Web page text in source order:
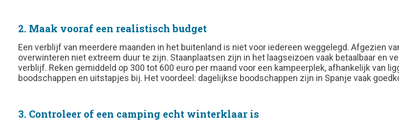
2. Maak vooraf een realistisch budget
Een verblijf van meerdere maanden in het buitenland is niet voor iedereen weggelegd. Afgezien
overwinteren niet extreem duur te zijn. Staanplaatsen zijn in het laagseizoen vaak betaalbaar en
verblijf. Reken gemiddeld op 300 tot 600 euro per maand voor een kampeerplek, afhankelijk van
boodschappen en uitstapjes bij. Het voordeel: dagelijkse boodschappen zijn in Spanje vaak
3. Controleer of een camping echt winterklaar is